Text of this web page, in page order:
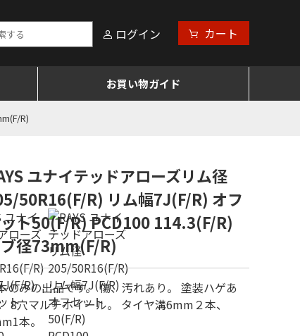
ログイン カート
お買い物ガイド
R)
ユナイテッドアローズリム径
50R16(F/R) リム幅7J(F/R) オフ
ト50(F/R) PCD100 114.3(F/R)
径73mm(F/R)
のみの出品です。 傷、汚れあり。 塗装ハゲあ
8穴マルチホイール。 タイヤ溝6mm２本、
本。